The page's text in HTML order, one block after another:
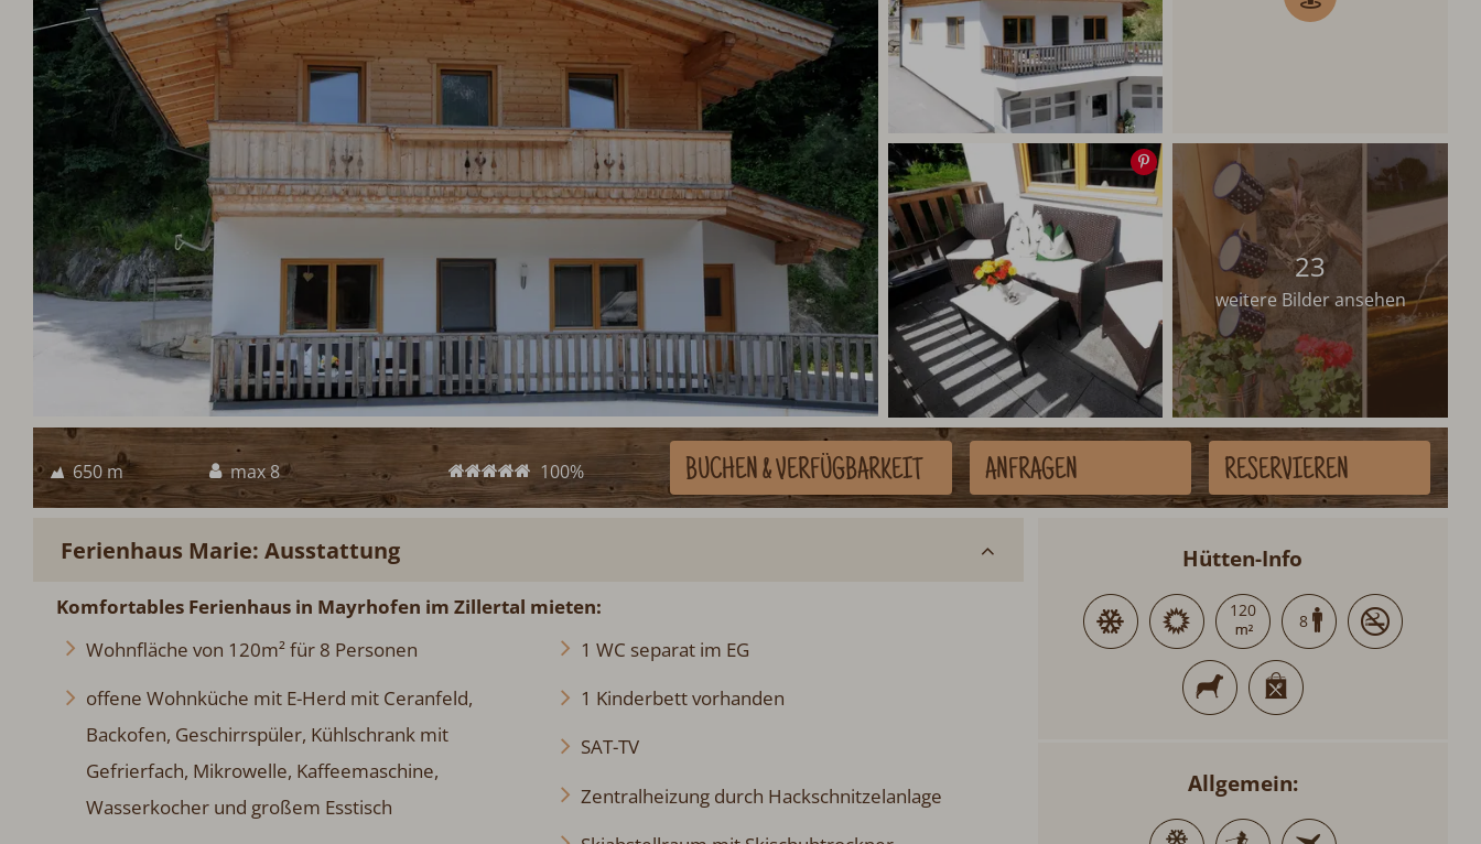
23
weitere Bilder ansehen
650 m max 8 100% BUCHEN& VERFÜGBARKEIT ANFRAGEN RESERVIEREN
Ferienhaus Marie: Ausstattung
Komfortables Ferienhaus in Mayrhofen im Zillertal mieten:
Wohnfläche von 120m² für 8 Personen
offene Wohnküche mit E-Herd mit Ceranfeld,
Backofen, Geschirrspüler, Kühlschrank mit
Gefrierfach, Mikrowelle, Kaffeemaschine,
Wasserkocher und großem Esstisch
1 WC separat im EG
1 Kinderbett vorhanden
SAT-TV
Zentralheizung durch Hackschnitzelanlage
Hütten-Info
120
8
Allgemein: